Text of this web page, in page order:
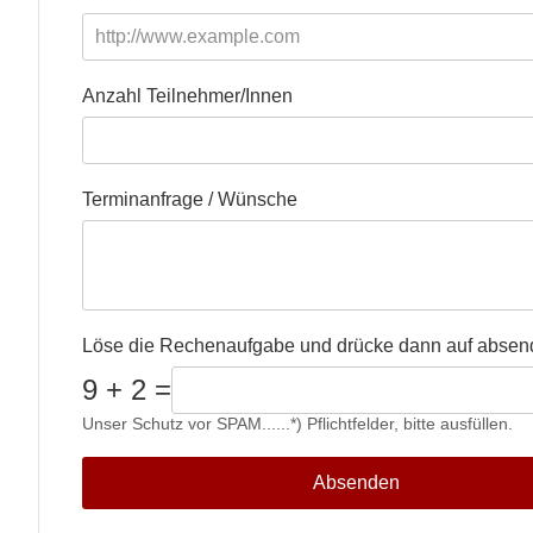
Anzahl Teilnehmer/Innen
Terminanfrage / Wünsche
Löse die Rechenaufgabe und drücke dann auf
9 + 2 =
Unser Schutz vor SPAM......*) Pflichtfelder, bitte ausfüllen.
Absenden